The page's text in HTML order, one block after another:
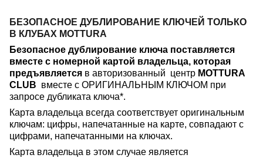
БЕЗОПАСНОЕ ДУБЛИРОВАНИЕ КЛЮЧЕЙ ТОЛЬКО
В КЛУБАХ MOTTURA
Безопасное дублирование ключа поставляется
вместе с номерной картой владельца, которая
предъявляется в авторизованный центр MOTTURA
CLUB вместе с ОРИГИНАЛЬНЫМ КЛЮЧОМ при
запросе дубликата ключа*.
Карта владельца всегда соответствует оригинальным
ключам: цифры, напечатанные на карте, совпадают с
цифрами, напечатанными на ключах.
Карта владельца в этом случае является